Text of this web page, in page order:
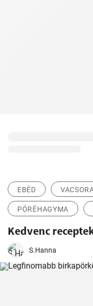
EBÉD
PÓRÉHAGYMA
Kedvenc
S.Hanna